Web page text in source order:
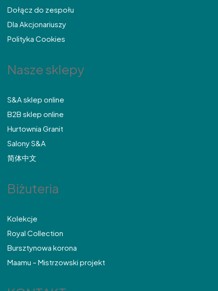
Dołącz do zespołu
Dla Akcjonariuszy
Polityka Cookies
Nasze sklepy
S&A sklep online
B2B sklep online
Hurtownia Granit
Salony S&A
简体中文
Biżuteria
Kolekcje
Royal Collection
Bursztynowa korona
Maamu – Mistrzowski projekt